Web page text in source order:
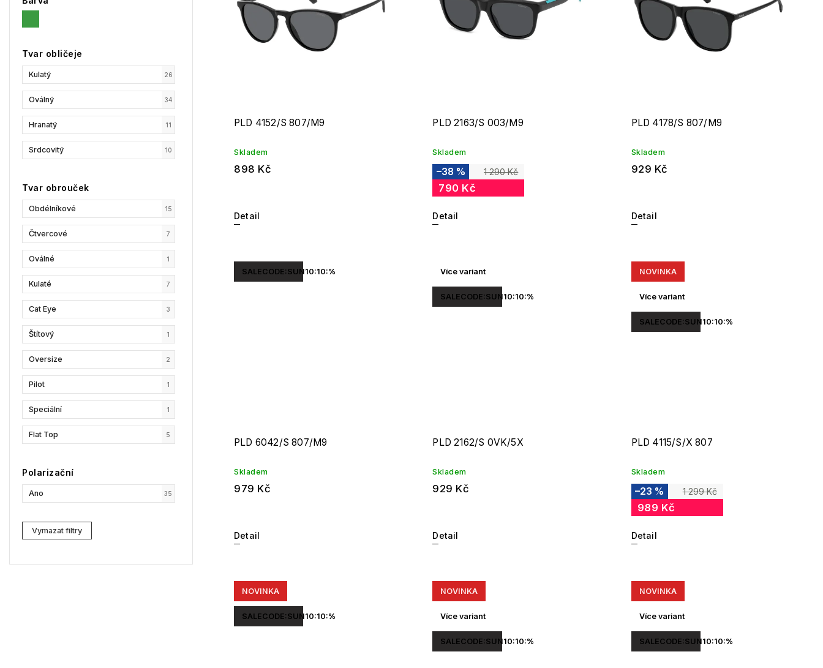
Tvar obličeje
Kulatý 26
Oválný 34
Hranatý 11
Srdcovitý 10
Tvar obrouček
Obdélníkové 15
Čtvercové 7
Oválné 1
Kulaté 7
Cat Eye 3
Štítový 1
Oversize 2
Pilot 1
Speciální 1
Flat Top 5
Polarizační
Ano 35
Vymazat filtry
PLD 4152/S 807/M9
Skladem
898 Kč
Detail
PLD 2163/S 003/M9
Skladem
1 290 Kč
–38 %
790 Kč
Detail
PLD 4178/S 807/M9
Skladem
929 Kč
Detail
SALECODE:SUN10:10:%
PLD 6042/S 807/M9
Skladem
979 Kč
Detail
Více variant
SALECODE:SUN10:10:%
PLD 2162/S 0VK/5X
Skladem
929 Kč
Detail
NOVINKA
Více variant
SALECODE:SUN10:10:%
PLD 4115/S/X 807
Skladem
1 299 Kč
–23 %
989 Kč
Detail
NOVINKA
SALECODE:SUN10:10:%
NOVINKA
Více variant
SALECODE:SUN10:10:%
NOVINKA
Více variant
SALECODE:SUN10:10:%